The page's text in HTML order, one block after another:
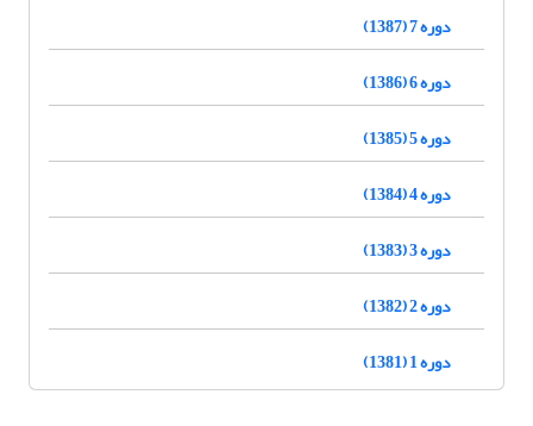
دوره 7 (1387)
دوره 6 (1386)
دوره 5 (1385)
دوره 4 (1384)
دوره 3 (1383)
دوره 2 (1382)
دوره 1 (1381)